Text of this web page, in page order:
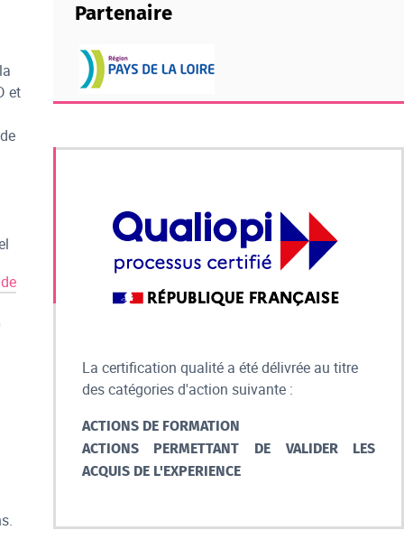
et
Partenaire
La certification qualité a été délivrée au titre
des catégories d'action suivante :
ACTIONS DE FORMATION
ACTIONS PERMETTANT DE VALIDER LES
ACQUIS DE L'EXPERIENCE